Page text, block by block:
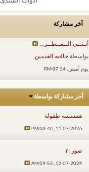
آخر مشاركة
أنـثــى الــمــطــر...
بواسطة حافيه القدمين
يوم أمس, 07:34 PM
آخر مشاركة بواسطة
همسسة طفولة
11-07-2026,
03:40 PM
صور٣٠
12-07-2024,
09:53 AM